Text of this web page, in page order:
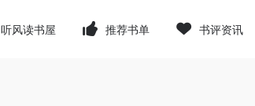
听风读书屋 推荐书单 书评资讯